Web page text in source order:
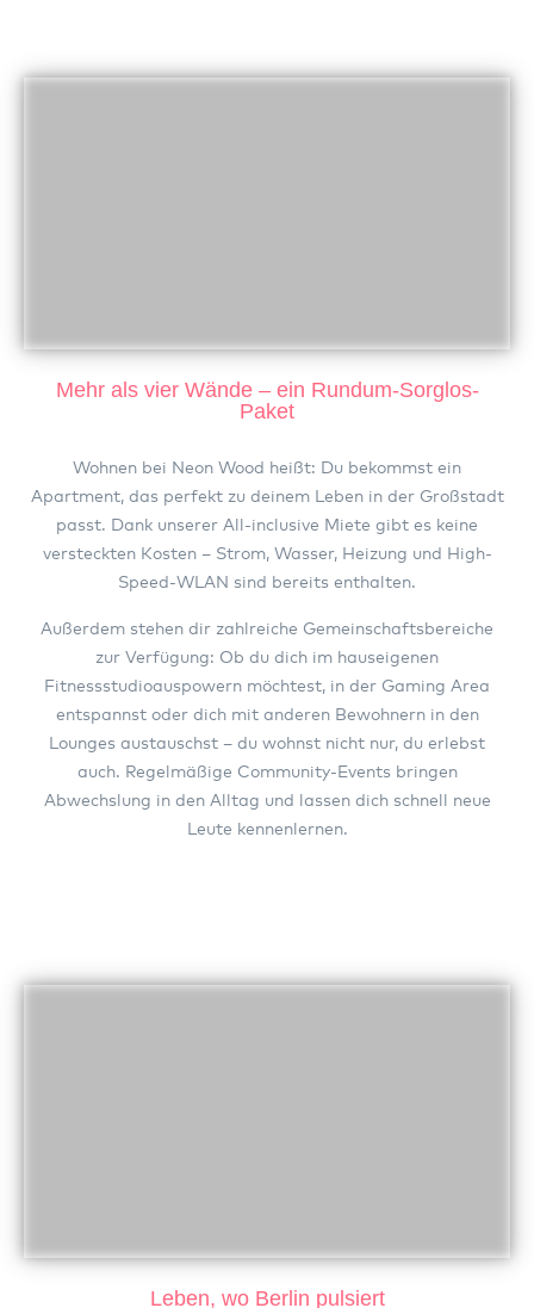
Mehr als vier Wände – ein Rundum-Sorglos-
Paket
Wohnen bei Neon Wood heißt: Du bekommst ein
Apartment, das perfekt zu deinem Leben in der Großstadt
passt. Dank unserer All-inclusive Miete gibt es keine
versteckten Kosten – Strom, Wasser, Heizung und High-
Speed-WLAN sind bereits enthalten.
Außerdem stehen dir zahlreiche Gemeinschaftsbereiche
zur Verfügung: Ob du dich im hauseigenen
Fitnessstudioauspowern möchtest, in der Gaming Area
entspannst oder dich mit anderen Bewohnern in den
Lounges austauschst – du wohnst nicht nur, du erlebst
auch. Regelmäßige Community-Events bringen
Abwechslung in den Alltag und lassen dich schnell neue
Leute kennenlernen.
Leben, wo Berlin pulsiert